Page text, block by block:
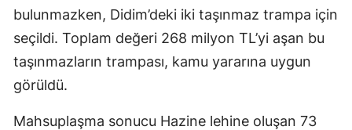
bulunmazken, Didim’deki iki taşınmaz trampa için
seçildi. Toplam değeri 268 milyon TL’yi aşan bu
taşınmazların trampası, kamu yararına uygun
görüldü.
Mahsuplaşma sonucu Hazine lehine oluşan 73